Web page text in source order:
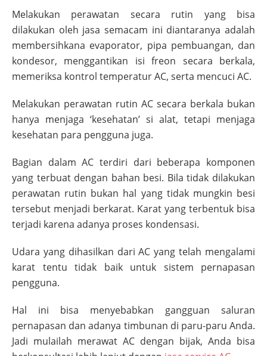
Melakukan perawatan secara rutin yang bisa
dilakukan oleh jasa semacam ini diantaranya adalah
membersihkana evaporator, pipa pembuangan, dan
kondesor, menggantikan isi freon secara berkala,
memeriksa kontrol temperatur AC, serta mencuci AC.
Melakukan perawatan rutin AC secara berkala bukan
hanya menjaga ‘kesehatan’ si alat, tetapi menjaga
kesehatan para pengguna juga.
Bagian dalam AC terdiri dari beberapa komponen
yang terbuat dengan bahan besi. Bila tidak dilakukan
perawatan rutin bukan hal yang tidak mungkin besi
tersebut menjadi berkarat. Karat yang terbentuk bisa
terjadi karena adanya proses kondensasi.
Udara yang dihasilkan dari AC yang telah mengalami
karat tentu tidak baik untuk sistem pernapasan
pengguna.
Hal ini bisa menyebabkan gangguan saluran
pernapasan dan adanya timbunan di paru-paru Anda.
Jadi mulailah merawat AC dengan bijak, Anda bisa